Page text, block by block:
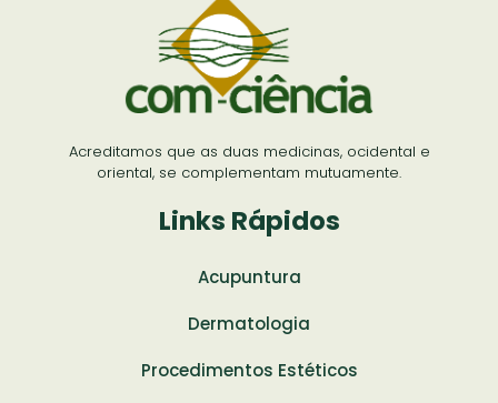
Acreditamos que as duas medicinas, ocidental e
oriental, se complementam mutuamente.
Links Rápidos
Acupuntura
Dermatologia
Procedimentos Estéticos